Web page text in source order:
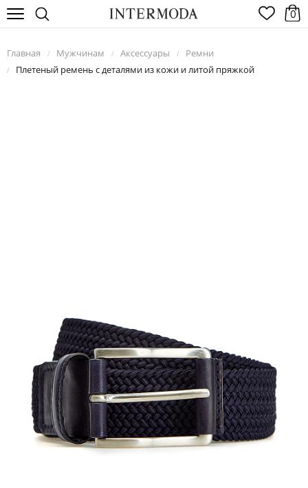
0
Главная / Мужчинам / Аксессуары / Ремни
/ Плетеный ремень с деталями из кожи и литой пряжкой